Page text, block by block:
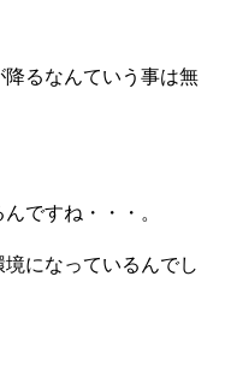
るなんていう事は無
ですね・・・。
になっているんでし